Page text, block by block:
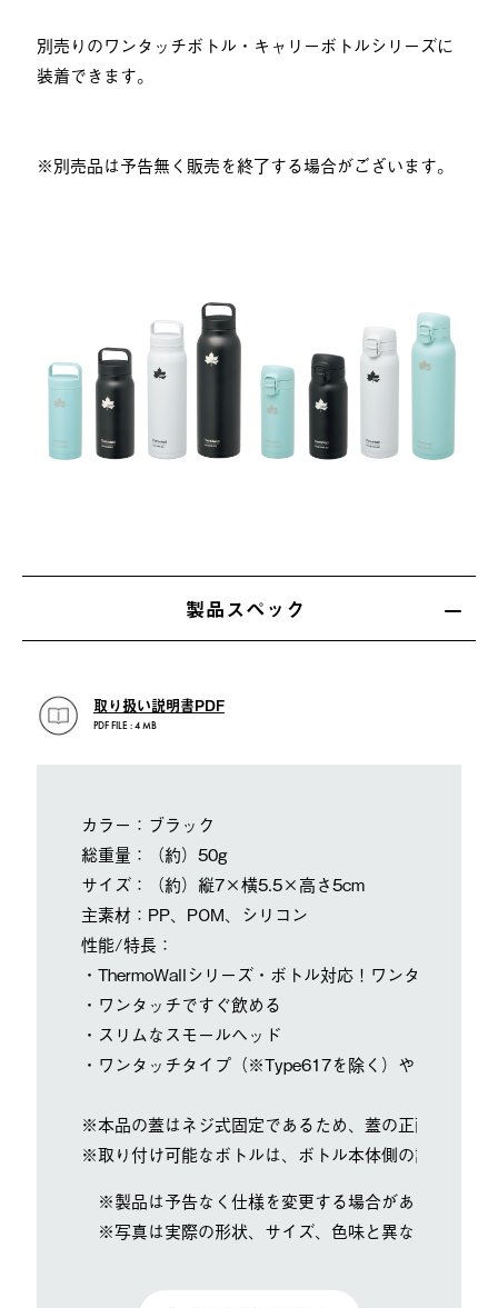
別売りのワンタッチボトル・キャリーボトルシリーズに
装着できます。
※別売品は予告無く販売を終了する場合がございます。
製品スペック
取り扱い説明書PDF
PDF FILE : 4 MB
カラー：ブラック
総重量：（約）50g
サイズ：（約）縦7×横5.5×高さ5cm
主素材：PP、POM、シリコン
性能/特長：
・ThermoWallシリーズ・ボトル対応！ワンタッチ開閉
・ワンタッチですぐ飲める
・スリムなスモールヘッド
・ワンタッチタイプ（※Type617を除く）やキャリー
※本品の蓋はネジ式固定であるため、蓋の正面とボト
※取り付け可能なボトルは、ボトル本体側の記載でお
※製品は予告なく仕様を変更する場合があります。
※写真は実際の形状、サイズ、色味と異なる場合が